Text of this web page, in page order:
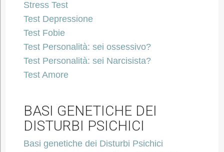
Stress Test
Test Depressione
Test Fobie
Test Personalità: sei ossessivo?
Test Personalità: sei Narcisista?
Test Amore
BASI GENETICHE DEI
DISTURBI PSICHICI
Basi genetiche dei Disturbi Psichici